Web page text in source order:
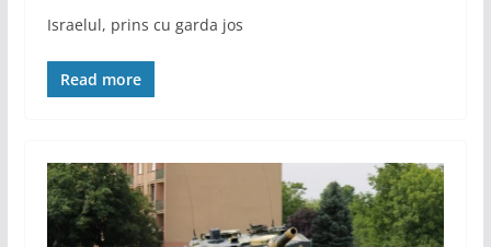
Israelul, prins cu garda jos
Read more